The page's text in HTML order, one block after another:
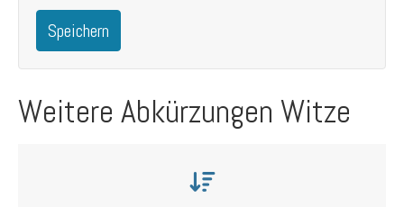
Speichern
Weitere Abkürzungen Witze